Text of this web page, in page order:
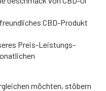
CBD-Produkt
Preis-Leistungs-
möchten, stöbern